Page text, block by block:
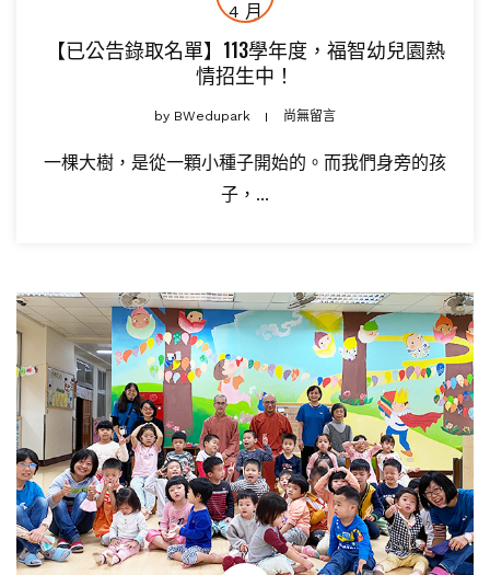
4 月
【已公告錄取名單】113學年度，福智幼兒園熱
情招生中！
by BWedupark 尚無留言
一棵大樹，是從一顆小種子開始的。而我們身旁的孩
子，...